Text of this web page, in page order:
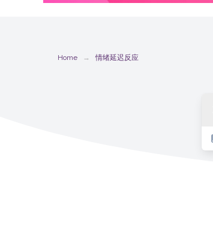
Home 情绪延迟反应